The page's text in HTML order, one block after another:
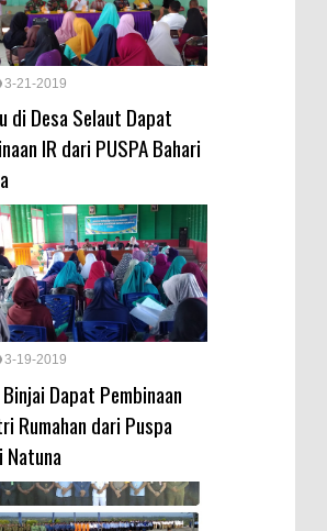
3-21-2019
di Desa Selaut Dapat
IR dari PUSPA Bahari
3-19-2019
Dapat Pembinaan
Rumahan dari Puspa
Natuna